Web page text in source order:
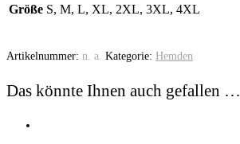
Größe S, M, L, XL, 2XL, 3XL, 4XL
Artikelnummer: n. a. Kategorie: Hemden
Das könnte Ihnen auch gefallen …